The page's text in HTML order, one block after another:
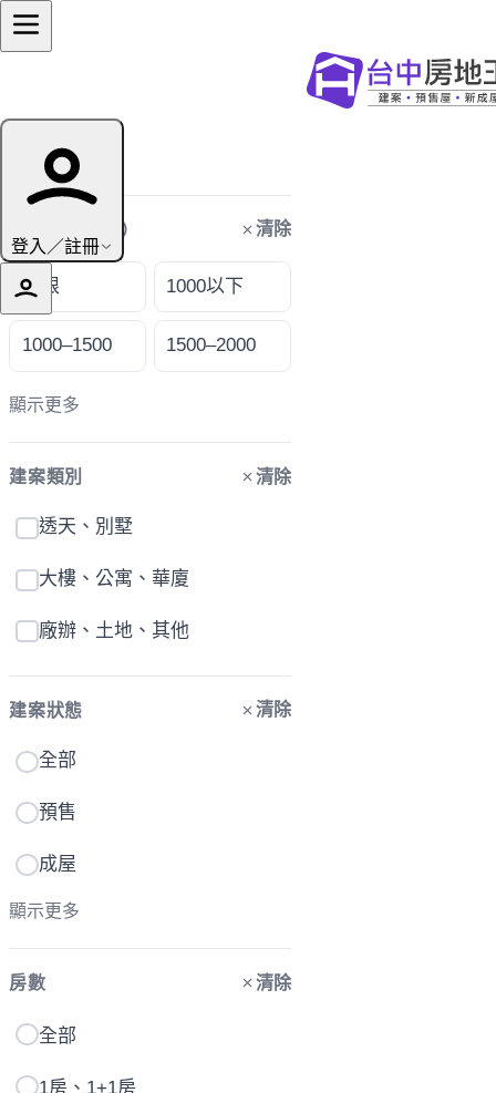
登入／註冊
篩選條件
購屋預算（萬） 清除
不限 1000以下
1000–1500 1500–2000
顯示更多
建案類別 清除
透天、別墅
大樓、公寓、華廈
廠辦、土地、其他
建案狀態 清除
全部
預售
成屋
顯示更多
房數 清除
全部
1房、1+1房